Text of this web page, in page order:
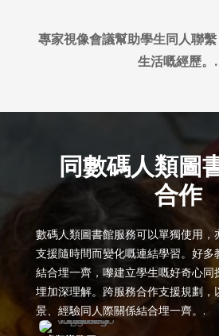
專家視像會議幫助學生同人聯
生活嘅經歷。.
同數碼人類圖
合作
數碼人類圖書館服務可以單獨使用，
支援隨時間而變化嘅連結學習。好多
結合埋一齊，嚟建立學生嘅好奇心同
埋加深理解。跨服務合作支援規劃，
景、經驗同人際關係結合埋一齊。.